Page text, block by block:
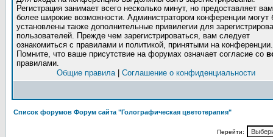
Регистрация занимает всего несколько минут, но предоставляет вам
более широкие возможности. Администратором конференции могут
установлены также дополнительные привилегии для
пользователей. Прежде чем зарегистрироваться, вам следует
ознакомиться с правилами и политикой, принятыми на конференции.
Помните, что ваше присутствие на форумах означает согласие со
правилами.
Общие правила| Соглашение о конфиденциальности
Список форумов Форум сайта "Голографическая цветотерапия"
Перейти: